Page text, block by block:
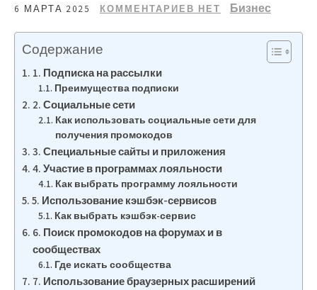
6 МАРТА 2025 КОММЕНТАРИЕВ НЕТ Бизнес
Содержание
1. Подписка на рассылки
Преимущества подписки
2. Социальные сети
Как использовать социальные сети для
получения промокодов
3. Специальные сайты и приложения
4. Участие в программах лояльности
Как выбрать программу лояльности
5. Использование кэшбэк-сервисов
Как выбрать кэшбэк-сервис
6. Поиск промокодов на форумах и в
сообществах
Где искать сообщества
7. Использование браузерных расширений